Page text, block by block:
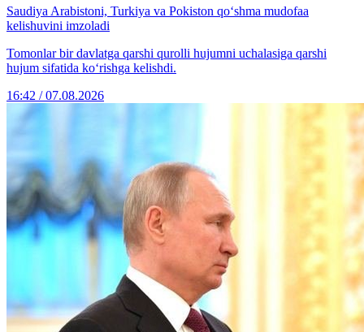
Saudiya Arabistoni, Turkiya va Pokiston qo‘shma mudofaa
kelishuvini imzoladi
Tomonlar bir davlatga qarshi qurolli hujumni uchalasiga qarshi
hujum sifatida ko‘rishga kelishdi.
16:42 / 07.08.2026